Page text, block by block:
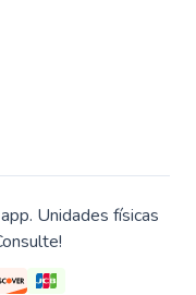
Unidades físicas